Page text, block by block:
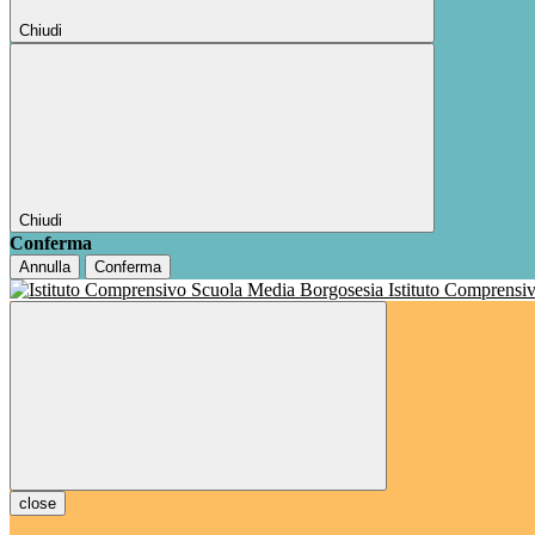
Chiudi
Chiudi
Conferma
Annulla Conferma
Istituto
close